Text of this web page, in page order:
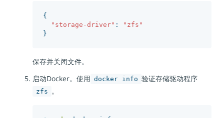
{
"storage-driver" :
"zfs"
}
保存并关闭文件。
启动Docker。使用 docker info 验证存储驱动程序
zfs 。